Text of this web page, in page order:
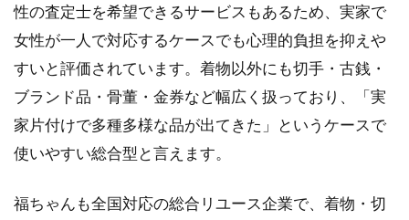
性の査定士を希望できるサービスもあるため、実家で
女性が一人で対応するケースでも心理的負担を抑えや
すいと評価されています。着物以外にも切手・古銭・
ブランド品・骨董・金券など幅広く扱っており、「実
家片付けで多種多様な品が出てきた」というケースで
使いやすい総合型と言えます。
福ちゃんも全国対応の総合リユース企業で、着物・切